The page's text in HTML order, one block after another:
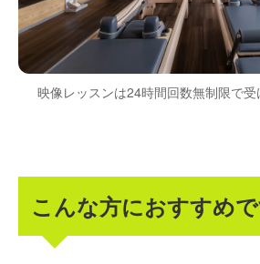
映像レッスンは24時間回数無制限で
こんな方におすすめ